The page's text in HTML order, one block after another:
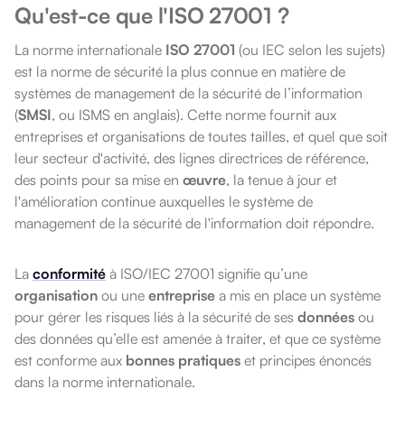
Qu'est-ce que l'ISO 27001 ?
La norme internationale ISO 27001 (ou IEC selon les sujets)
est la norme de sécurité la plus connue en matière de
systèmes de management de la sécurité de l’information
(SMSI, ou ISMS en anglais). Cette norme fournit aux
entreprises et organisations de toutes tailles, et quel que soit
leur secteur d'activité, des lignes directrices de référence,
des points pour sa mise en œuvre, la tenue à jour et
l'amélioration continue auxquelles le système de
management de la sécurité de l'information doit répondre.
La conformité à ISO/IEC 27001 signifie qu’une
organisation ou une entreprise a mis en place un système
pour gérer les risques liés à la sécurité de ses données ou
des données qu’elle est amenée à traiter, et que ce système
est conforme aux bonnes pratiques et principes énoncés
dans la norme internationale.